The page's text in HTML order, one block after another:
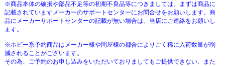
※商品本体の破損や部品不足等の初期不良品等につきましては、まずは商品に
記載されていますメーカーのサポートセンターにお問合せをお願いします。商
品にメーカーサポートセンターの記載が無い場合は、当店にご連絡をお願いし
ます。
※ホビー系予約商品はメーカー様や問屋様の都合によりごく稀に入荷数量が削
減されることがございます。
その為、ご予約のお申し込みをいただいておりましてもご提供できない、また